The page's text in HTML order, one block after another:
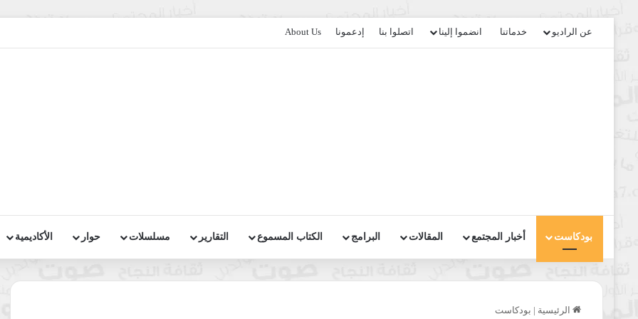
عن الراديو خدماتنا انضموا إلينا اتصلوا بنا إدعمونا About Us
بودكاست أخبار المجتمع المقالات البرامج الكتاب المسموع التقارير مسلسلات حوار الأكاديمية
الرئيسية | بودكاست